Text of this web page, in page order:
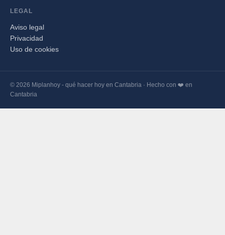
LEGAL
Aviso legal
Privacidad
Uso de cookies
© 2026 Miplanhoy - qué hacer hoy en Cantabria · Hecho con ❤️ en
Cantabria